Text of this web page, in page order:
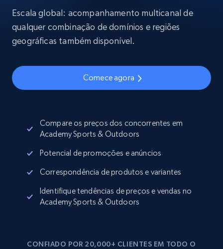
Escala global: acompanhamento multicanal de
qualquer combinação de domínios e regiões
geográficas também disponível.
Comece agora
Compare os preços dos concorrentes em
Academy Sports & Outdoors
Potencial de promoções e anúncios
Correspondência de produtos e variantes
Identifique tendências de preços e vendas no
Academy Sports & Outdoors
CONFIADO POR 20,000+ CLIENTES EM TODO O